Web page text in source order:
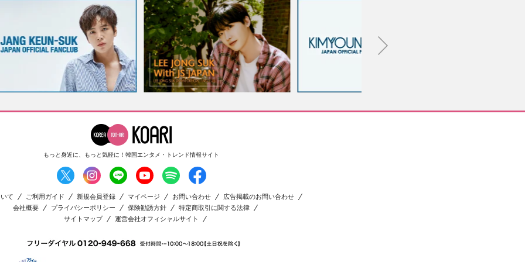
もっと身近に、もっと気軽に！ 韓国エンタメ・トレンド情報サイト
て ご利用ガイド 新規会員登録 マイページ お問い合わせ
広告掲載のお問い合わせ
会社概要
プライバシーポリシー 保険勧誘方針
特定商取引に関する法律
サイトマップ
運営会社オフィシャルサイト